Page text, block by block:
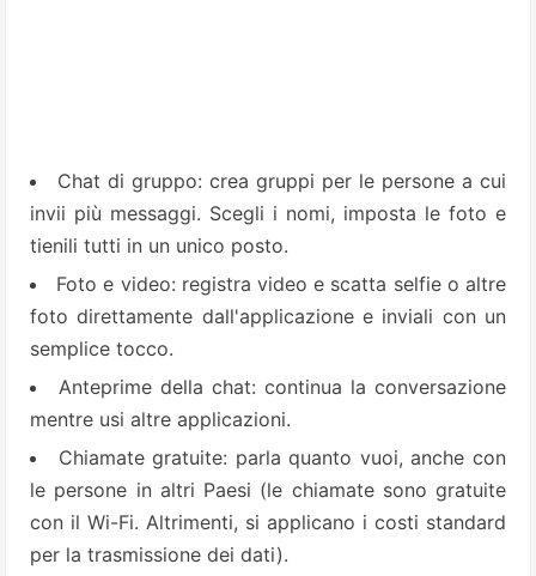
Chat di gruppo: crea gruppi per le persone a cui
invii più messaggi. Scegli i nomi, imposta le foto e
tienili tutti in un unico posto.
Foto e video: registra video e scatta selfie o altre
foto direttamente dall'applicazione e inviali con un
semplice tocco.
Anteprime della chat: continua la conversazione
mentre usi altre applicazioni.
Chiamate gratuite: parla quanto vuoi, anche con
le persone in altri Paesi (le chiamate sono gratuite
con il Wi-Fi. Altrimenti, si applicano i costi standard
per la trasmissione dei dati).